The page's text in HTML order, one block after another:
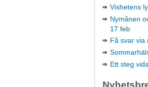
Vishetens
Nymånen
17 feb
Få svar via
Ett steg